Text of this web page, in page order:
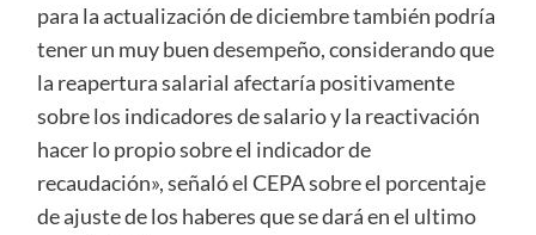
para la actualización de diciembre también podría
tener un muy buen desempeño, considerando que
la reapertura salarial afectaría positivamente
sobre los indicadores de salario y la reactivación
hacer lo propio sobre el indicador de
recaudación», señaló el CEPA sobre el porcentaje
de ajuste de los haberes que se dará en el ultimo